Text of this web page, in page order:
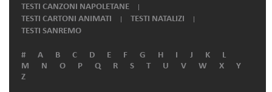
TESTI CANZONI NAPOLETANE
TESTI CARTONI ANIMATI
TESTI NATALIZI
TESTI SANREMO
# A B C D E F G H I J K
L
M
N O P Q R S T U V W X
Y
Z